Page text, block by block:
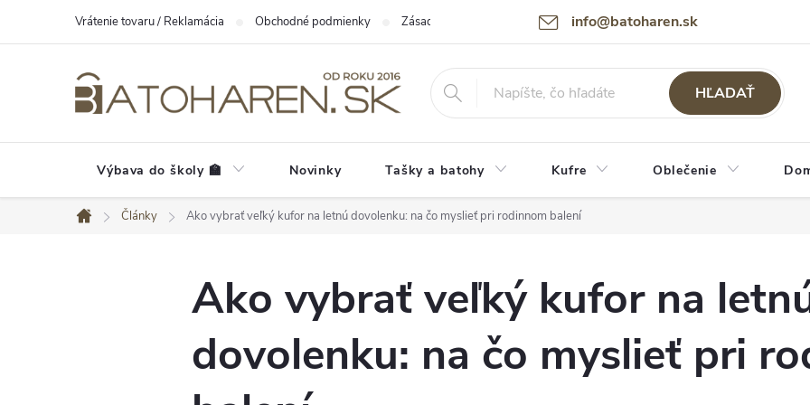
info@batoharen.sk
Vrátenie tovaru / Reklamácia Obchodné podmienky Zásady spracovania osobných údajov (GDPR) Podmienky použitia webu
HĽADAŤ
Výbava do školy 🏫 Novinky Tašky a batohy Kufre Oblečenie
Domov
Články Ako vybrať veľký kufor na letnú dovolenku: na čo myslieť pri rodinnom balení
Ako vybrať veľký kufor na
dovolenku: na čo myslieť pri